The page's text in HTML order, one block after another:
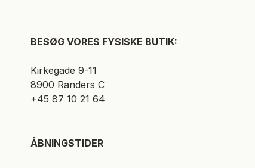
BESØG VORES FYSISKE BUTIK:
Kirkegade 9-11
8900 Randers C
+45 87 10 21 64
ÅBNINGSTIDER